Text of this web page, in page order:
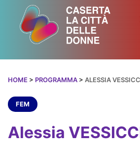
HOME > PROGRAMMA > ALESSIA
FEM
Alessia